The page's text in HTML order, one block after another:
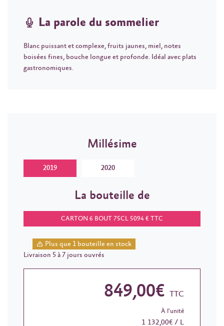
La parole du sommelier
Blanc puissant et complexe, fruits jaunes, miel, notes
boisées fines, bouche longue et profonde. Idéal avec plats
gastronomiques.
Millésime
2019 2020
La bouteille de
CARTON 6 BOUT 75CL 5094 € TTC
Plus que 1 bouteille en stock
Livraison 5 à 7 jours ouvrés
849,00€ TTC
À l'unité
1 132,00€ / L